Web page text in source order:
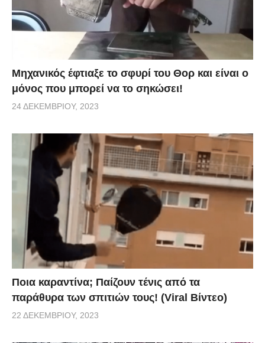
Μηχανικός έφτιαξε το σφυρί του Θορ και είναι ο
μόνος που μπορεί να το σηκώσει!
24 ΔΕΚΕΜΒΡΊΟΥ, 2023
Ποια καραντίνα; Παίζουν τένις από τα
παράθυρα των σπιτιών τους! (Viral Βίντεο)
22 ΔΕΚΕΜΒΡΊΟΥ, 2023